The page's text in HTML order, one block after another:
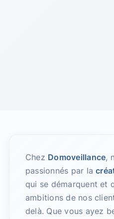
Chez Domoveillance,
passionnés par la
qui se démarquent et
ambitions de nos
delà. Que vous ayez